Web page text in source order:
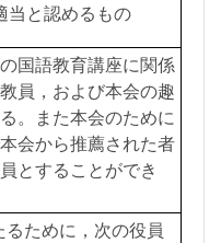
と認めるもの
国語教育講座に関係
員，および本会の趣
。また本会のために
会から推薦された者
とすることができ
ために，次の役員